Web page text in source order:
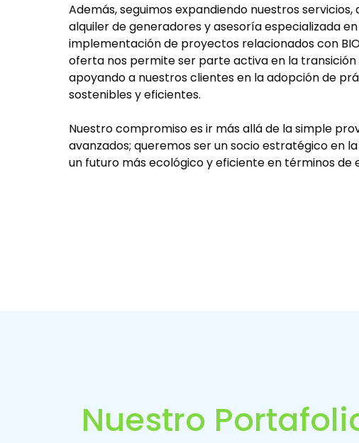
Además, seguimos expandiendo nuestros
alquiler de generadores y asesoría especializada
implementación de proyectos relacionados con
oferta nos permite ser parte activa en la
apoyando a nuestros clientes en la adopción de
sostenibles y eficientes.
Nuestro compromiso es ir más allá de la simple
avanzados; queremos ser un socio estratégico en
un futuro más ecológico y eficiente en términos de
Nuestro